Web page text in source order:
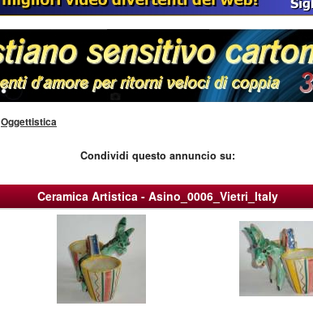
Oggettistica
Condividi questo annuncio su:
Ceramica Artistica - Asino_0006_Vietri_Italy